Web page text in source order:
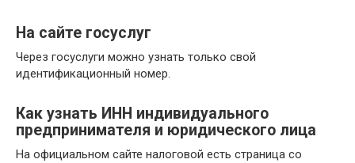
На сайте госуслуг
Через госуслуги можно узнать только свой
идентификационный номер.
Как узнать ИНН индивидуального
предпринимателя и юридического лица
На официальном сайте налоговой есть страница со